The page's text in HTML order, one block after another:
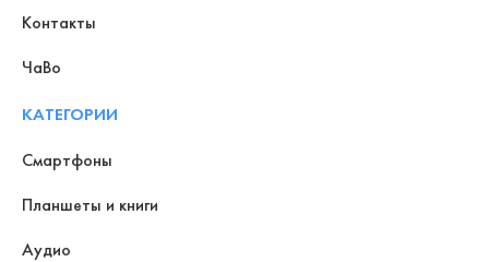
Контакты
ЧаВо
КАТЕГОРИИ
Смартфоны
Планшеты и книги
Аудио